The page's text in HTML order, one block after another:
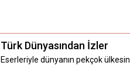
Türk Dünyasından İzler
Eserleriyle dünyanın pekçok